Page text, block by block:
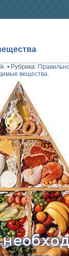
. • Рубрика:
вещества.